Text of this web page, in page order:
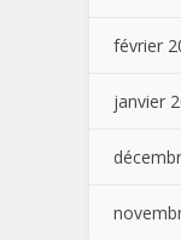
février
janvier